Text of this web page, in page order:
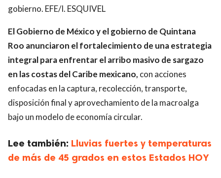
gobierno. EFE/I. ESQUIVEL
El Gobierno de México y el gobierno de Quintana
Roo anunciaron el fortalecimiento de una estrategia
integral para enfrentar el arribo masivo de sargazo
en las costas del Caribe mexicano, con acciones
enfocadas en la captura, recolección, transporte,
disposición final y aprovechamiento de la macroalga
bajo un modelo de economía circular.
Lee también: Lluvias fuertes y temperaturas
de más de 45 grados en estos Estados HOY